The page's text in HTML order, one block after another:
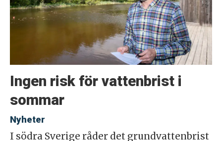
Ingen risk för vattenbrist i
sommar
Nyheter
I södra Sverige råder det grundvattenbrist